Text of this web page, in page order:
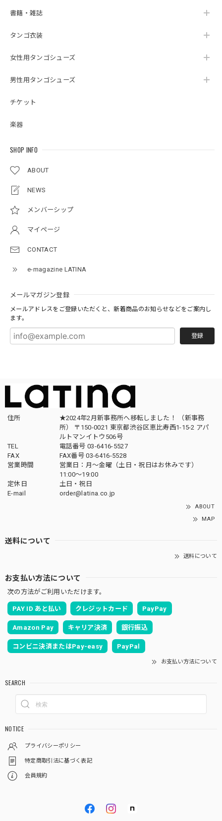
書籍・雑誌
タンゴ衣装
女性用タンゴシューズ
男性用タンゴシューズ
チケット
楽器
SHOP INFO
ABOUT
NEWS
メンバーシップ
マイページ
CONTACT
e-magazine LATINA
メールマガジン登録
メールアドレスをご登録いただくと、新着商品のお知らせなどをご案内し
ます。
登録
住所
★2024年2月新事務所へ移転しました！ （新事務
所） 〒150-0021 東京都渋谷区恵比寿西1-15-2 アパ
ルトマンイトウ506号
TEL
電話番号 03-6416-5527
FAX
FAX番号 03-6416-5528
営業時間
営業日：月〜金曜（土日・祝日はお休みです）
11:00〜19:00
定休日
土日・祝日
E-mail
order@latina.co.jp
ABOUT
MAP
送料について
送料について
お支払い方法について
次の方法がご利用いただけます。
PAY ID あと払い クレジットカード PayPay
Amazon Pay キャリア決済 銀行振込
コンビニ決済またはPay-easy PayPal
お支払い方法について
SEARCH
NOTICE
プライバシーポリシー
特定商取引法に基づく表記
会員規約